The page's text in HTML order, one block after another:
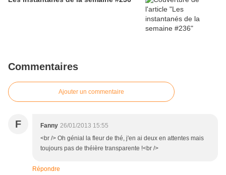
Commentaires
Ajouter un commentaire
F Fanny 26/01/2013 15:55
<br /> Oh génial la fleur de thé, j'en ai deux en attentes mais
toujours pas de théière transparente !<br />
Répondre